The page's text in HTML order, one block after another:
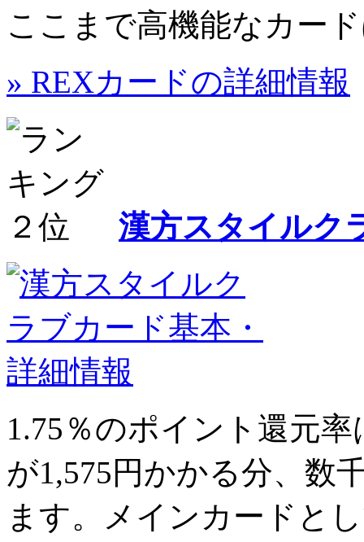
ここまで高機能なカー
» REXカードの詳細情報
漢方スタイルク
1.75％のポイント還元
が1,575円かかる分、数
ます。メインカードと